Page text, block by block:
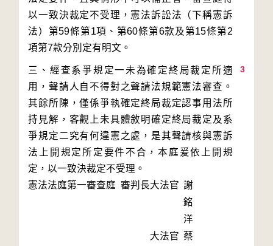
以一致決裁定不受理，憲法訴訟法（下稱憲訴
法）第59條第1項、第60條第6款及第15條第2
3
三、經查系爭規定一未為確定終局裁定所適
用，聲請人自不得對之聲請法規範憲法審查。
其餘所陳，僅係爭執確定終局裁定認事用法所
持見解，客觀上未具體敘明確定終局裁定及系
爭規定二究有何違憲之處，是其聲請核與憲訴
法上開規定所定要件不合，本庭爰依上開規
定，以一致決裁定不受理。
憲法法庭第一審查庭 審判長大法官 謝
銘
洋
大法官 蔡